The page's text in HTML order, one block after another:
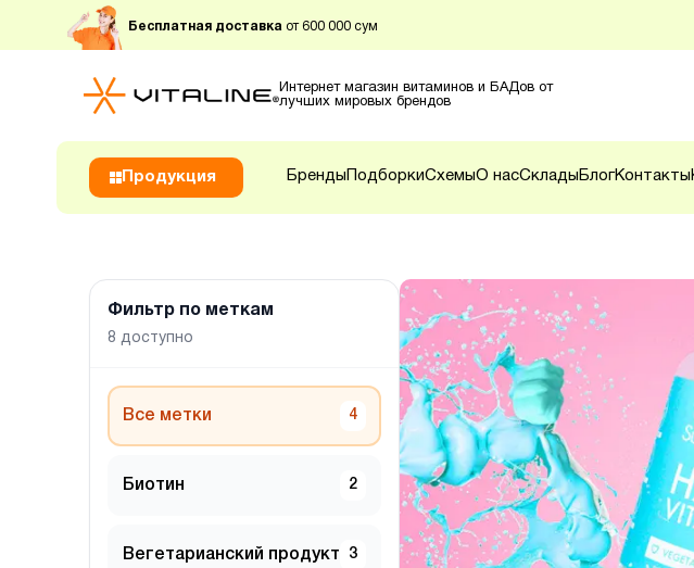
Бесплатная доставка от 600 000 сум
Интернет магазин витаминов и БАДов от
лучших мировых брендов
Продукция Бренды ПодборкиСхемыО насСклады БлогКонтакты
Фильтр по меткам
8 доступно
Все метки 4
Биотин 2
Вегетарианский продукт 3